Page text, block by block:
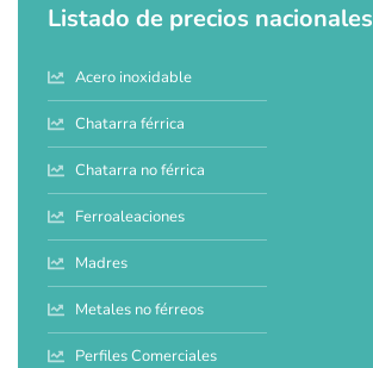
Listado de precios nacionales
Acero inoxidable
Chatarra férrica
Chatarra no férrica
Ferroaleaciones
Madres
Metales no férreos
Perfiles Comerciales